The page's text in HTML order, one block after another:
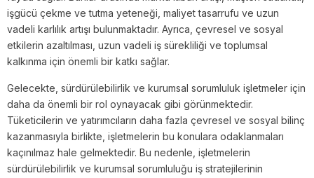
işgücü çekme ve tutma yeteneği, maliyet tasarrufu ve uzun
vadeli karlılık artışı bulunmaktadır. Ayrıca, çevresel ve sosyal
etkilerin azaltılması, uzun vadeli iş sürekliliği ve toplumsal
kalkınma için önemli bir katkı sağlar.
Gelecekte, sürdürülebilirlik ve kurumsal sorumluluk işletmeler için
daha da önemli bir rol oynayacak gibi görünmektedir.
Tüketicilerin ve yatırımcıların daha fazla çevresel ve sosyal bilinç
kazanmasıyla birlikte, işletmelerin bu konulara odaklanmaları
kaçınılmaz hale gelmektedir. Bu nedenle, işletmelerin
sürdürülebilirlik ve kurumsal sorumluluğu iş stratejilerinin